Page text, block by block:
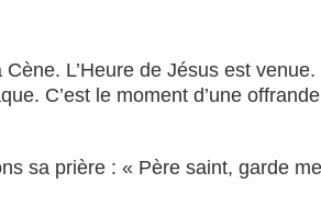
L’Heure de Jésus est
C’est le moment d’une
sa prière : « Père saint, garde